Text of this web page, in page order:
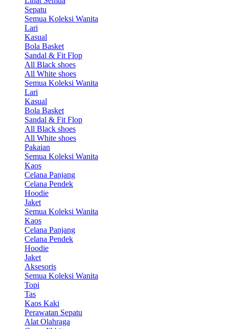
Sepatu
Semua Koleksi Wanita
Lari
Kasual
Bola Basket
Sandal & Fit Flop
All Black shoes
All White shoes
Semua Koleksi Wanita
Lari
Kasual
Bola Basket
Sandal & Fit Flop
All Black shoes
All White shoes
Pakaian
Semua Koleksi Wanita
Kaos
Celana Panjang
Celana Pendek
Hoodie
Jaket
Semua Koleksi Wanita
Kaos
Celana Panjang
Celana Pendek
Hoodie
Jaket
Aksesoris
Semua Koleksi Wanita
Topi
Tas
Kaos Kaki
Perawatan Sepatu
Alat Olahraga